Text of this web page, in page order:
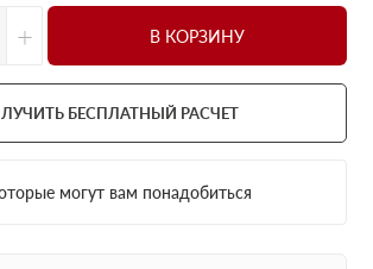
+ В КОРЗИНУ
БЕСПЛАТНЫЙ РАСЧЕТ
могут вам понадобиться